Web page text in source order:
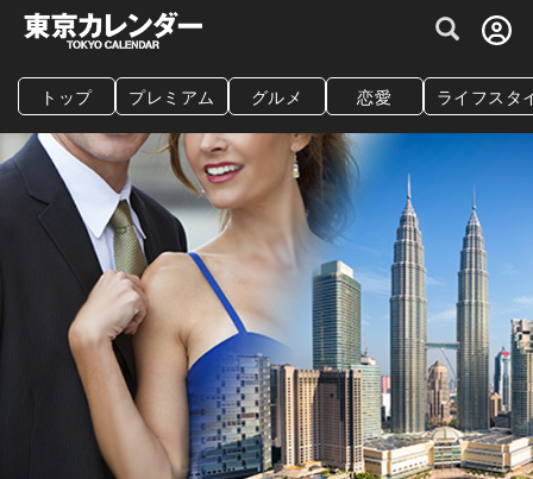
グルメ情報・プレミアムレストラン予約
トップ プレミアム グルメ 恋愛 ライフスタ